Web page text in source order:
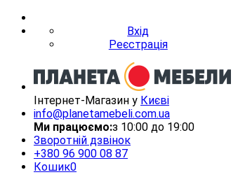
Вхід
Реєстрація
Інтернет-Магазин у Києві
info@planetamebeli.com.ua
Ми працюємо:з 10:00 до 19:00
Зворотній дзвінок
+380 96 900 08 87
Кошик0